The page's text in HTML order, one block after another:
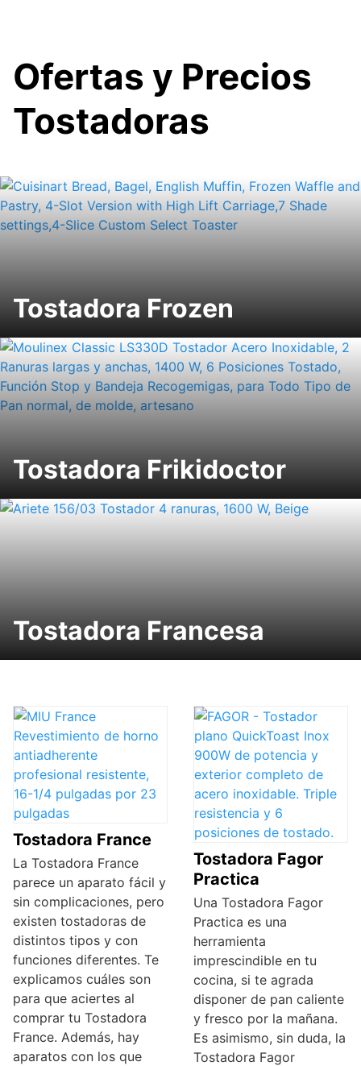
Ofertas y Precios
Tostadoras
Tostadora Frozen
Tostadora Frikidoctor
Tostadora Francesa
Tostadora France
La Tostadora France
parece un aparato fácil y
sin complicaciones, pero
existen tostadoras de
distintos tipos y con
funciones diferentes. Te
explicamos cuáles son
para que aciertes al
comprar tu Tostadora
France. Además, hay
aparatos con los que
Tostadora Fagor
Practica
Una Tostadora Fagor
Practica es una
herramienta
imprescindible en tu
cocina, si te agrada
disponer de pan caliente
y fresco por la mañana.
Es asimismo, sin duda, la
Tostadora Fagor